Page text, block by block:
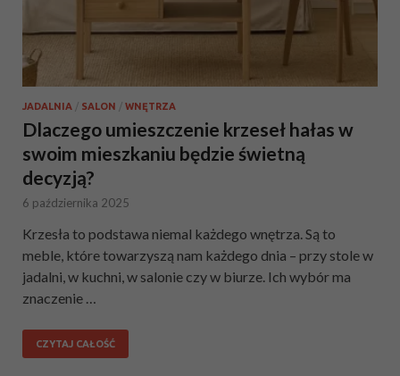
JADALNIA / SALON / WNĘTRZA
Dlaczego umieszczenie krzeseł hałas w
swoim mieszkaniu będzie świetną
decyzją?
6 października 2025
Krzesła to podstawa niemal każdego wnętrza. Są to
meble, które towarzyszą nam każdego dnia – przy stole w
jadalni, w kuchni, w salonie czy w biurze. Ich wybór ma
znaczenie …
CZYTAJ CAŁOŚĆ